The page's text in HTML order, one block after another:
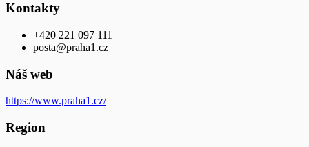
Kontakty
+420 221 097 111
posta@praha1.cz
Náš web
https://www.praha1.cz/
Region